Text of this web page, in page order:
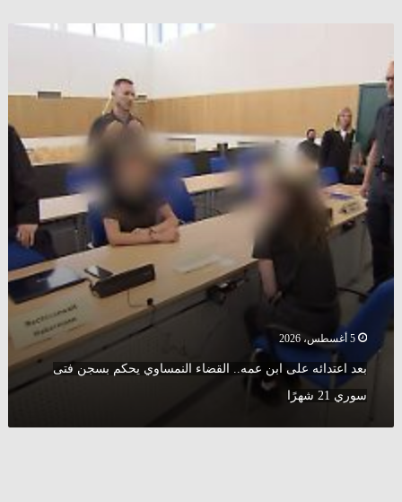
على
ابن
عمه..
القضاء
النمساوي
يحكم
بسجن
سوري
شهرًا
5 أغسطس، 2026
بعد اعتدائه على ابن عمه.. القضاء النمساوي يحكم بسجن فتى
سوري 21 شهرًا